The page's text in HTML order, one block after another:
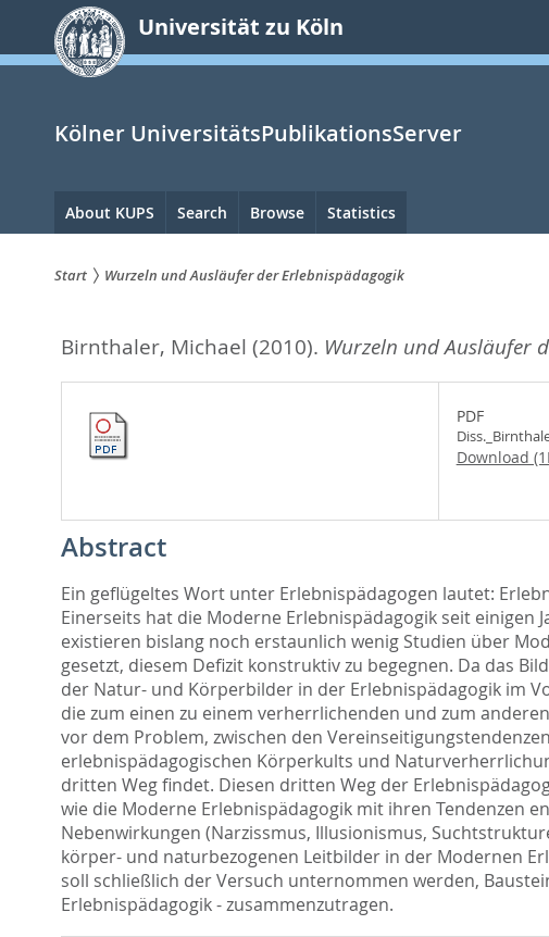
springen
Universität zu Köln
Kölner UniversitätsPublikationsServer
Hauptnavigation
About KUPS Search Browse Statistics
sind
hier:
Start Wurzeln und Ausläufer der Erlebnispädagogik
Birnthaler, Michael (2010). Wurzeln und Ausläufer
PDF
Download
Abstract
Ein geflügeltes Wort unter Erlebnispädagogen lautet:
Einerseits hat die Moderne Erlebnispädagogik seit
existieren bislang noch erstaunlich wenig Studien über
gesetzt, diesem Defizit konstruktiv zu begegnen. Da das
der Natur- und Körperbilder in der Erlebnispädagogik im
die zum einen zu einem verherrlichenden und zum
vor dem Problem, zwischen den
erlebnispädagogischen Körperkults und
dritten Weg findet. Diesen dritten Weg der
wie die Moderne Erlebnispädagogik mit ihren Tendenzen
Nebenwirkungen (Narzissmus, Illusionismus,
körper- und naturbezogenen Leitbilder in der Modernen
soll schließlich der Versuch unternommen werden,
Erlebnispädagogik - zusammenzutragen.